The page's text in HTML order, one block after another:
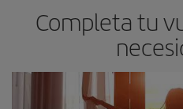
Completa tu